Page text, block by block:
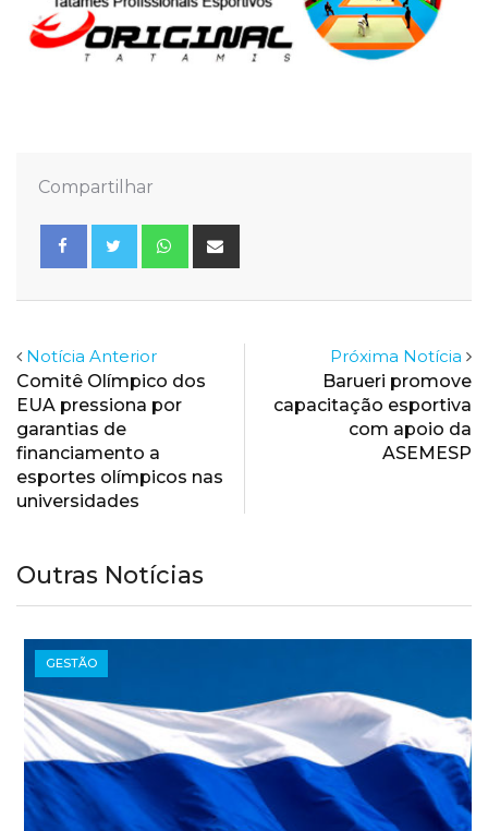
Compartilhar
Whatsapp
Notícia Anterior
Comitê Olímpico dos
EUA pressiona por
garantias de
financiamento a
esportes olímpicos nas
universidades
Próxima Notícia
Barueri promove
capacitação esportiva
com apoio da
ASEMESP
Outras Notícias
GESTÃO